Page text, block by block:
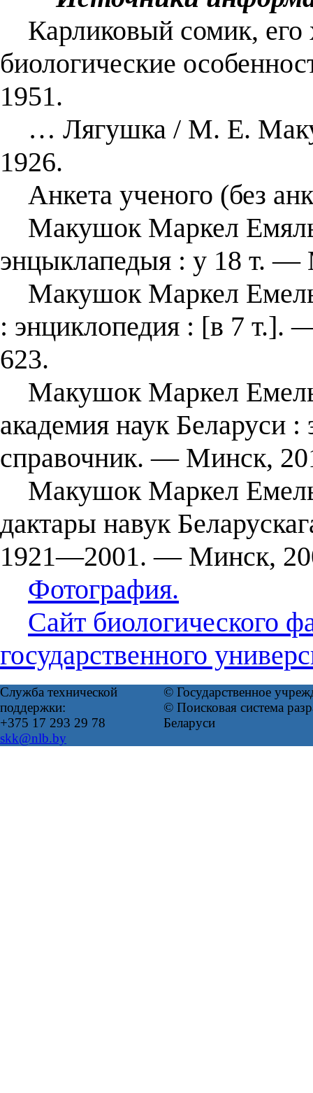
Карликовый сомик, его
биологические
1951.
… Лягушка / М. Е.
1926.
Анкета ученого (без
Макушок Маркел
энцыклапедыя : у 18 т.
Макушок Маркел
: энциклопедия : [в 7
623.
Макушок Маркел
академия наук Беларуси
справочник. — Минск,
Макушок Маркел
дактары навук
1921—2001. — Минск,
Фотография.
Сайт биологического
государственного
Служба технической
поддержки:
+375 17 293 29 78
skk@nlb.by
© Государственное
© Поисковая система
Беларуси